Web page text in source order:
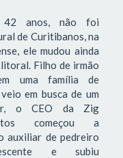
42 anos, não foi
de Curitibanos, na
ele mudou ainda
Filho de irmão
uma família de
em busca de um
o CEO da Zig
começou a
auxiliar de pedreiro
e subiu